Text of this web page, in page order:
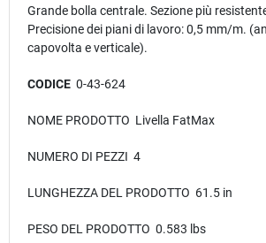
Grande bolla centrale. Sezione più
Precisione dei piani di lavoro: 0,5 mm/m.
capovolta e verticale).
CODICE 0-43-624
NOME PRODOTTO Livella FatMax
NUMERO DI PEZZI 4
LUNGHEZZA DEL PRODOTTO 61.5 in
PESO DEL PRODOTTO 0.583 lbs